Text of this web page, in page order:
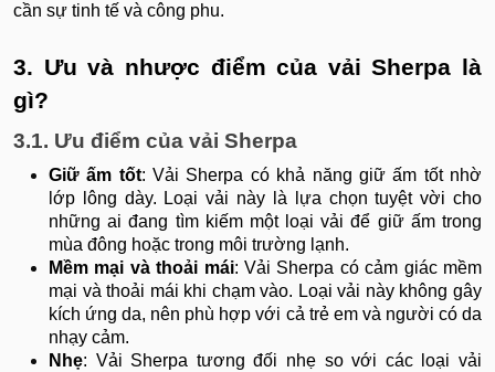
cần sự tinh tế và công phu.
3. Ưu và nhược điểm của vải Sherpa là
gì?
3.1. Ưu điểm của vải Sherpa
Giữ ấm tốt: Vải Sherpa có khả năng giữ ấm tốt nhờ
lớp lông dày. Loại vải này là lựa chọn tuyệt vời cho
những ai đang tìm kiếm một loại vải để giữ ấm trong
mùa đông hoặc trong môi trường lạnh.
Mềm mại và thoải mái: Vải Sherpa có cảm giác mềm
mại và thoải mái khi chạm vào. Loại vải này không gây
kích ứng da, nên phù hợp với cả trẻ em và người có da
nhạy cảm.
Nhẹ: Vải Sherpa tương đối nhẹ so với các loại vải